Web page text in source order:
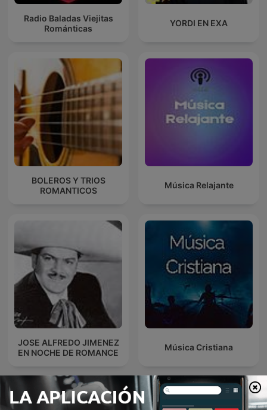
Radio Baladas Viejitas
Románticas
YORDI EN EXA
BOLEROS Y TRIOS
ROMANTICOS
Música Relajante
JOSE ALFREDO JIMENEZ
EN NOCHE DE ROMANCE
Música Cristiana